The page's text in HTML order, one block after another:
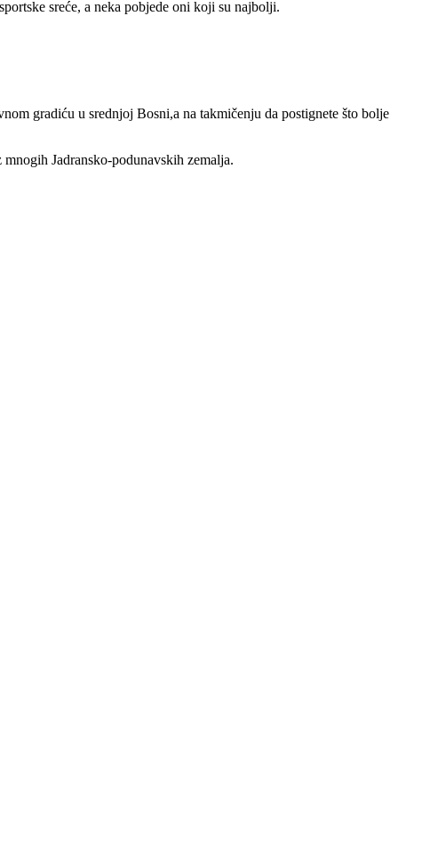
sreće, a neka pobjede oni koji su najbolji.
gradiću u srednjoj Bosni,a na takmičenju da postignete što bolje
Jadransko-podunavskih zemalja.